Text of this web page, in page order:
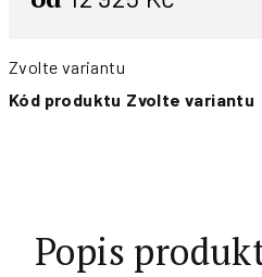
Zvolte variantu
Kód produktu Zvolte variantu
Popis